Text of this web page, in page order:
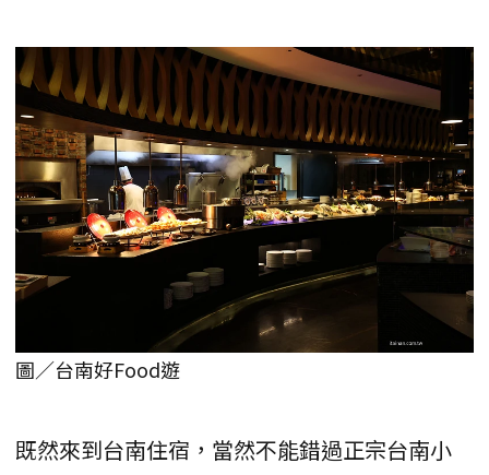
圖／台南好Food遊
既然來到台南住宿，當然不能錯過正宗台南小